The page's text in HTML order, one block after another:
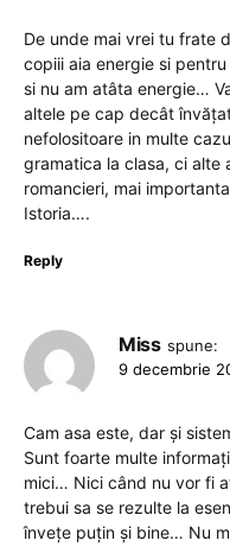
De unde mai vrei tu frate
copiii aia energie si
si nu am atâta energie…
altele pe cap decât
nefolositoare in multe
gramatica la clasa, ci
romancieri, mai
Istoria….
Reply
Miss spune:
9 decembrie
Cam asa este, dar și
Sunt foarte multe
mici… Nici când nu vor fi
trebui sa se rezulte la
învețe puțin și bine… Nu